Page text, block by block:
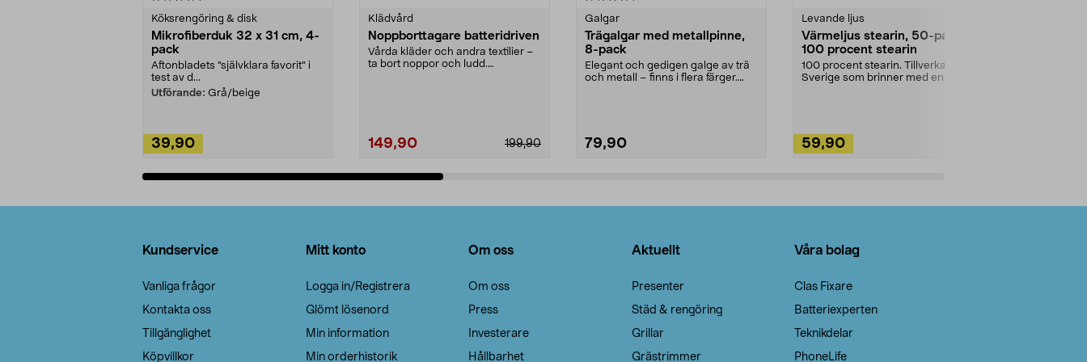
Köksrengöring & disk
Mikrofiberduk 32 x 31 cm, 4-
pack
Aftonbladets "självklara favorit” i
test av d...
Utförande: Grå/beige
39,90
Klädvård
Noppborttagare batteridriven
Vårda kläder och andra textilier –
ta bort noppor och ludd.
199,90
149,90
Galgar
Trägalgar med metallpinne,
8-pack
Elegant och gedigen galge av trä
och metall – finns i flera färger.
79,90
Levande ljus
Värmeljus stearin, 50-pack,
100 procent stearin
100 procent stearin. Tillverkade i
Sverige som brinner med en
59,90
Kundservice
Vanliga frågor
Kontakta oss
Tillgänglighet
Köpvillkor
Mitt konto
Logga in/Registrera
Glömt lösenord
Min information
Min orderhistorik
Om oss
Om oss
Press
Investerare
Hållbarhet
Aktuellt
Presenter
Städ & rengöring
Grillar
Grästrimmer
Våra bolag
Clas Fixare
Batteriexperten
Teknikdelar
PhoneLife